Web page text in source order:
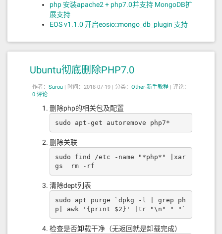
php 安装apache2 + php7.0并支持 MongoDB扩
展支持
EOS v1.1.0 开启eosio::mongo_db_plugin 支持
Ubuntu彻底删除PHP7.0
作者： Surou | 时间：2018-07-19 | 分类： Other-新手教程 | 评论：
0 评论
删除php的相关包及配置
sudo apt-get autoremove php7*
删除关联
sudo find /etc -name "*php*" |xar
gs  rm -rf
清除dept列表
sudo apt purge `dpkg -l | grep ph
p| awk '{print $2}' |tr "\n" " "`
检查是否卸载干净（无返回就是卸载完成）